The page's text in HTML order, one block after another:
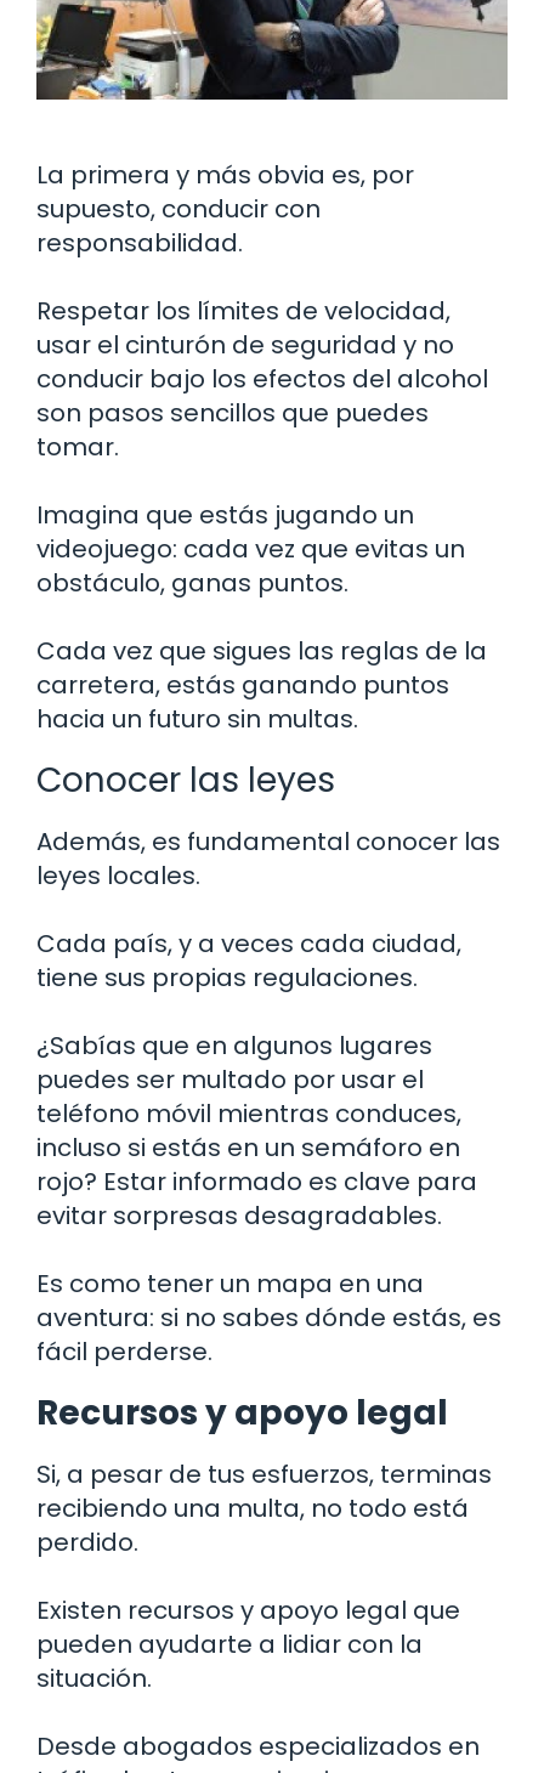
La primera y más obvia es, por
supuesto, conducir con
responsabilidad.
Respetar los límites de velocidad,
usar el cinturón de seguridad y no
conducir bajo los efectos del alcohol
son pasos sencillos que puedes
tomar.
Imagina que estás jugando un
videojuego: cada vez que evitas un
obstáculo, ganas puntos.
Cada vez que sigues las reglas de la
carretera, estás ganando puntos
hacia un futuro sin multas.
Conocer las leyes
Además, es fundamental conocer las
leyes locales.
Cada país, y a veces cada ciudad,
tiene sus propias regulaciones.
¿Sabías que en algunos lugares
puedes ser multado por usar el
teléfono móvil mientras conduces,
incluso si estás en un semáforo en
rojo? Estar informado es clave para
evitar sorpresas desagradables.
Es como tener un mapa en una
aventura: si no sabes dónde estás, es
fácil perderse.
Recursos y apoyo legal
Si, a pesar de tus esfuerzos, terminas
recibiendo una multa, no todo está
perdido.
Existen recursos y apoyo legal que
pueden ayudarte a lidiar con la
situación.
Desde abogados especializados en